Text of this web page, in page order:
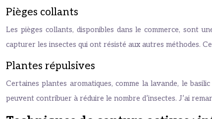
Pièges collants
Les pièges collants, disponibles dans le commerce, sont
capturer les insectes qui ont résisté aux autres méthodes.
Plantes répulsives
Certaines plantes aromatiques, comme la lavande, le
peuvent contribuer à réduire le nombre d’insectes. J’ai